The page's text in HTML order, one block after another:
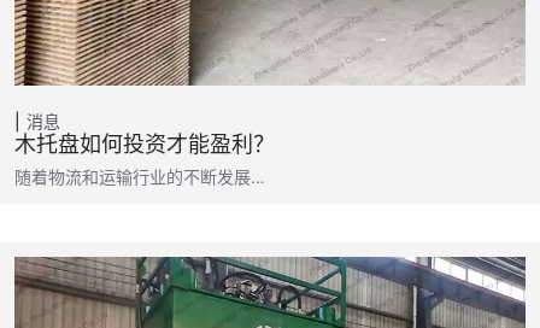
消息
木托盘如何投资才能盈利？
随着物流和运输行业的不断发展…